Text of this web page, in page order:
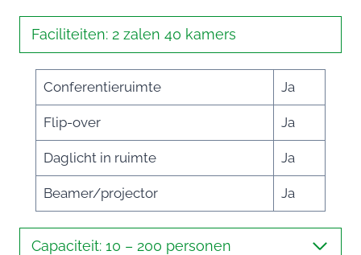
Faciliteiten: 2 zalen 40 kamers
Conferentieruimte Ja
Flip-over Ja
Daglicht in ruimte Ja
Beamer/projector Ja
Capaciteit: 10 – 200 personen